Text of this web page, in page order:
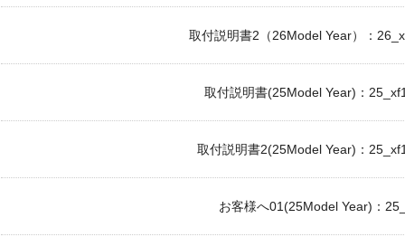
取付説明書2（26Model Year）：
取付説明書(25Model Year)：
取付説明書2(25Model Year)：
お客様へ01(25Model Year)：